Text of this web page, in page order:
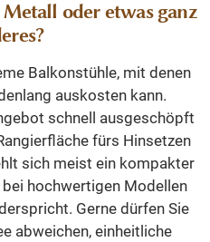
oder etwas ganz
Balkonstühle, mit denen
auskosten kann.
schnell ausgeschöpft
fürs Hinsetzen
sich meist ein kompakter
hochwertigen Modellen
Gerne dürfen Sie
abweichen, einheitliche